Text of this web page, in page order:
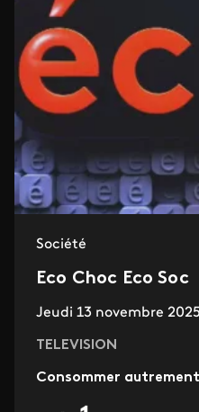
Société
Eco Choc Eco Soc
Jeudi 13 novembre
TELEVISION
Consommer